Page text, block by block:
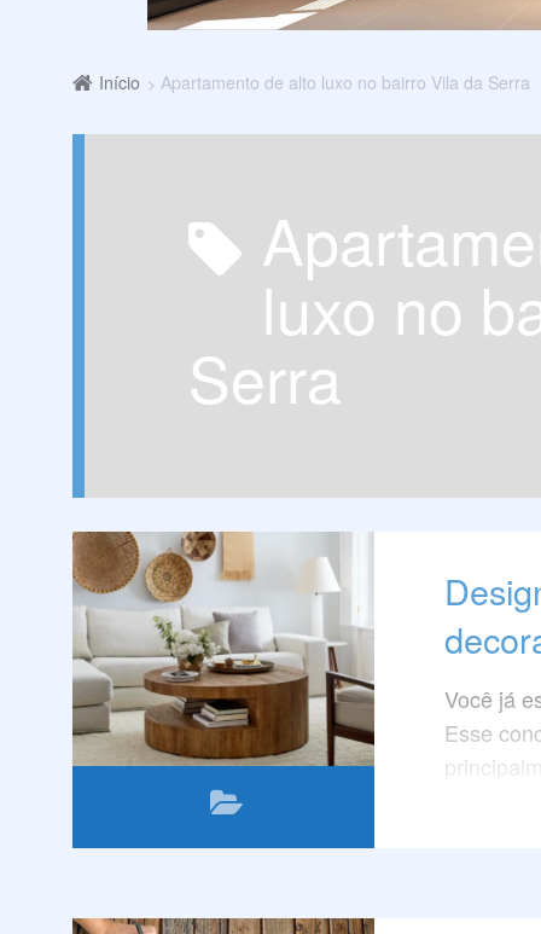
Início Apartamento de alto luxo no bairro Vila da Serra
Apartamento de alto
luxo no
Serra
Você já
Esse